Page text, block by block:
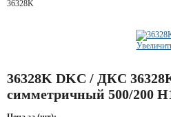
36328K
36328K DKC / ДКС
симметричный 500/200